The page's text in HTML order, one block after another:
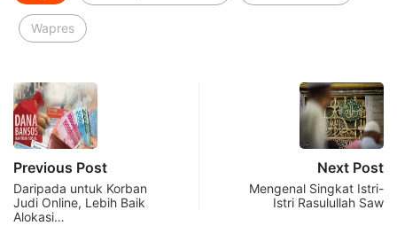
Wapres
Previous Post
Daripada untuk Korban
Judi Online, Lebih Baik
Alokasi…
Next Post
Mengenal Singkat Istri-
Istri Rasulullah Saw